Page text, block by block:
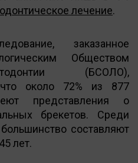
лечение.
заказанное
Обществом
(БСОЛО),
что около 72% из 877
представления о
брекетов. Среди
составляют
лет.